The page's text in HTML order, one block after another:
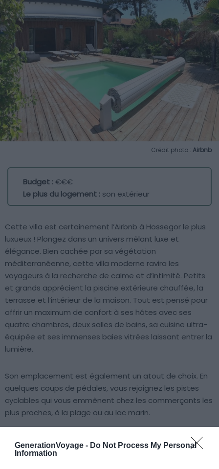
GenerationVoyage - Do Not Process My Personal
Information
Crédit photo : Airbnb
Budget :€€€
Le plus du logement : son extérieur
Cette villa est certainement l’Airbnb à Hossegor le plus
luxueux ! Plongez dans un univers mêlant luxe et
élégance. Bien cachée par sa végétation
méditerranéenne, cette villa moderne ravira les
voyageurs à la recherche de calme et d’intimité. Petits
et grands apprécient la piscine extérieure chauffée, la
terrasse et l’intérieur de la maison. Tout est pensé pour
offrir un maximum de confort à ses hôtes avec ses
quatre chambres, deux salles de bains, sa cuisine ultra-
équipée et ses immenses baies vitrées laissant entrer la
lumière.
Son emplacement est également un atout de choix. En
quelques coups de pédales, vous rejoignez les pistes
cyclables qui vous emmènent chez les commerçants les
plus proches, à la plage ou au lac marin.